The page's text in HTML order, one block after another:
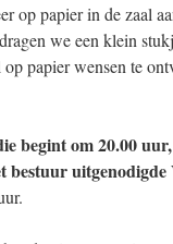
op papier in de zaal
we een klein
papier wensen te
begint om 20.00
bestuur